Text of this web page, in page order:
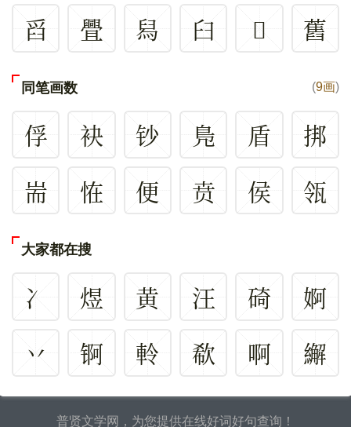
舀
舋 舄 臼 𦦫 舊
同笔画数 (9画)
俘 袂 钞 鳬 盾
挷
耑
恠 便 贲 侯 瓴
大家都在搜
冫 煜 黄 汪 碕
婀
丷
锕 軨 欷 啊 繲
普贤文学网，为您提供在线好词好句查询！